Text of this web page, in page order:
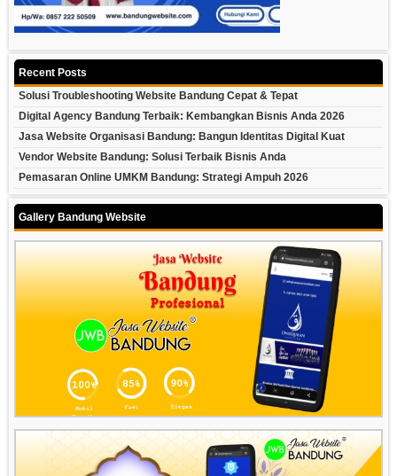
Recent Posts
Solusi Troubleshooting Website Bandung Cepat & Tepat
Digital Agency Bandung Terbaik: Kembangkan Bisnis Anda 2026
Jasa Website Organisasi Bandung: Bangun Identitas Digital Kuat
Vendor Website Bandung: Solusi Terbaik Bisnis Anda
Pemasaran Online UMKM Bandung: Strategi Ampuh 2026
Gallery Bandung Website